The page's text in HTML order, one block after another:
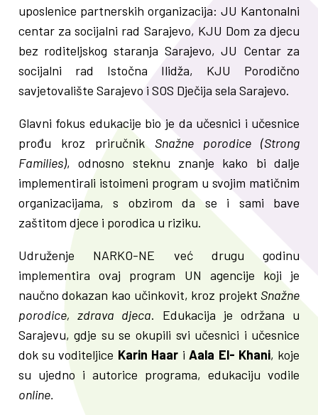
uposlenice partnerskih organizacija: JU Kantonalni
centar za socijalni rad Sarajevo, KJU Dom za djecu
bez roditeljskog staranja Sarajevo, JU Centar za
socijalni rad Istočna Ilidža, KJU Porodično
savjetovalište Sarajevo i SOS Dječija sela Sarajevo.
Glavni fokus edukacije bio je da učesnici i učesnice
prođu kroz priručnik Snažne porodice (Strong
Families), odnosno steknu znanje kako bi dalje
implementirali istoimeni program u svojim matičnim
organizacijama, s obzirom da se i sami bave
zaštitom djece i porodica u riziku.
Udruženje NARKO-NE već drugu godinu
implementira ovaj program UN agencije koji je
naučno dokazan kao učinkovit, kroz projekt Snažne
porodice, zdrava djeca. Edukacija je održana u
Sarajevu, gdje su se okupili svi učesnici i učesnice
dok su voditeljice Karin Haar iAala El- Khani, koje
su ujedno i autorice programa, edukaciju vodile
online.